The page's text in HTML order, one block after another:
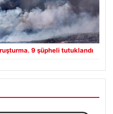
9 şüpheli tutuklandı